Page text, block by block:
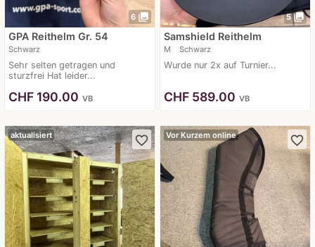
6 photo_library
GPA Reithelm Gr. 54
Schwarz
Sehr selten getragen und
sturzfrei Hat leider...
CHF 190.00 VB
5 photo_library
Samshield Reithelm
M Schwarz
Wurde nur 2x auf Turnier...
CHF 589.00 VB
aktualisiert favorite_border Vor Kurzem online favorite_border